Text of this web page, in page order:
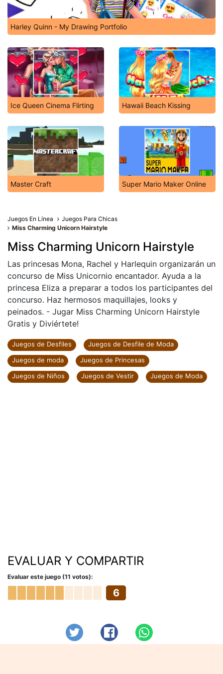
Harley Quinn - My Drawing Portfolio
Ice Queen Cinema Flirting Hawaii Beach Kissing
Master Craft Super Mario Maker Online
Juegos En Línea
Juegos Para Chicas
Miss Charming Unicorn Hairstyle
Miss Charming Unicorn Hairstyle
Las princesas Mona, Rachel y Harlequin organizarán un
concurso de Miss Unicornio encantador. Ayuda a la
princesa Eliza a preparar a todos los participantes del
concurso. Haz hermosos maquillajes, looks y
peinados. - Jugar Miss Charming Unicorn Hairstyle
Gratis y Diviértete!
Juegos de Desfiles
Juegos de Desfile de Moda
Juegos de moda
Juegos de Princesas
Juegos de Niños
Juegos de Vestir Juegos de Moda
EVALUAR Y COMPARTIR
Evaluar este juego (11 votos):
6